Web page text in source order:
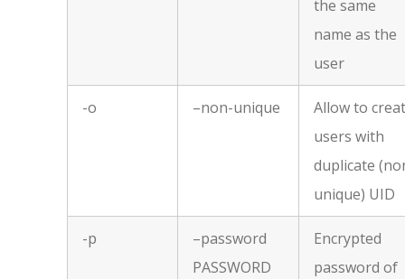
the same
name as the
user
-o –non-unique
Allow to
users with
duplicate
unique) UID
-p
–password
PASSWORD
Encrypted
password of